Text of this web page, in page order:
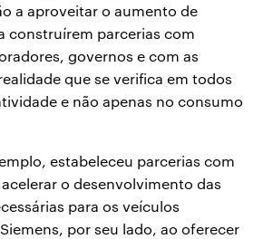
a aproveitar o aumento de
construírem parcerias com
governos e com as
que se verifica em todos
e não apenas no consumo
estabeleceu parcerias com
o desenvolvimento das
para os veículos
por seu lado, ao oferecer